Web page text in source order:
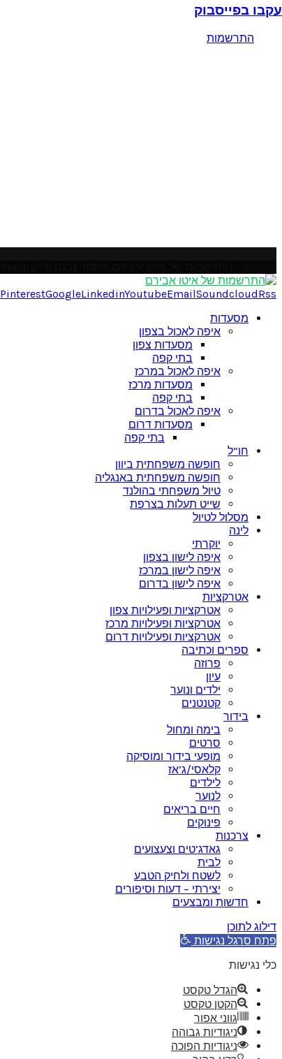
עקבו בפייסבוק
התרשמות
PinterestGoogleLinkedinYoutubeEmailSoundcloudRss
מסעדות
איפה לאכול בצפון
מסעדות צפון
בתי קפה
איפה לאכול במרכז
מסעדות מרכז
בתי קפה
איפה לאכול בדרום
מסעדות דרום
בתי קפה
חו”ל
חופשה משפחתית ביוון
חופשה משפחתית באנגליה
טיול משפחתי בהולנד
שייט תעלות בצרפת
מסלול לטיול
לינה
יוקרתי
איפה לישון בצפון
איפה לישון במרכז
איפה לישון בדרום
אטרקציות
אטרקציות ופעילויות צפון
אטרקציות ופעילויות מרכז
אטרקציות ופעילויות דרום
ספרים וכתיבה
פרוזה
עיון
ילדים ונוער
קטנטנים
בידור
בימה ומחול
סרטים
מופעי בידור ומוסיקה
קלאסי/ג’אז
לילדים
לנוער
חיים בריאים
פינוקים
צרכנות
גאדג’טים וצעצועים
לבית
לשטח ולחיק הטבע
יצירתי – דעות וסיפורים
חדשות ומבצעים
דילוג לתוכן
פתח סרגל נגישות
כלי נגישות
הגדל טקסט
הקטן טקסט
גווני אפור
ניגודיות גבוהה
ניגודיות הפוכה